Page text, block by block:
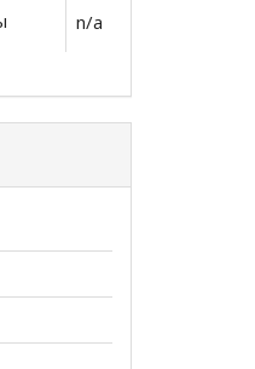
n/a